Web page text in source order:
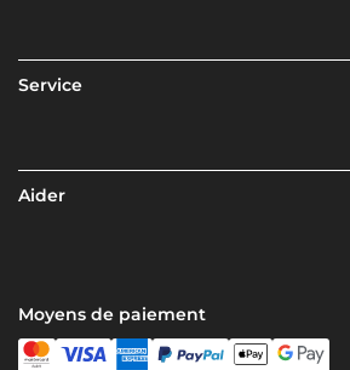
Service
Aider
Moyens de paiement